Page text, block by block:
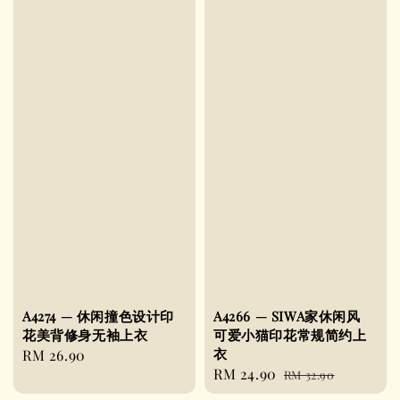
A4274 — 休闲撞色设计印
花美背修身无袖上衣
Regular
RM 26.90
A4266 — SIWA家休闲风
可爱小猫印花常规简约上
衣
Sale
price
RM 24.90 Regular
price
RM 32.90